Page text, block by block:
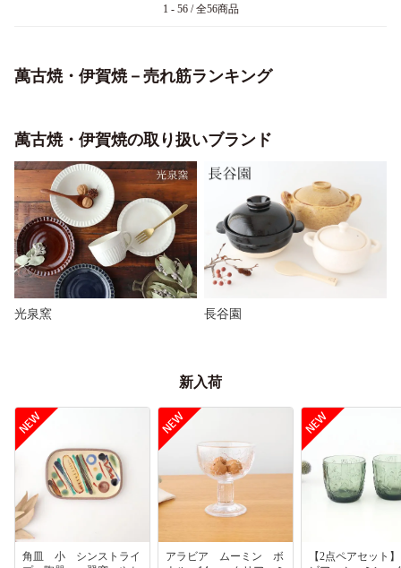
1 - 56 / 全56商品
萬古焼・伊賀焼－売れ筋ランキング
萬古焼・伊賀焼の取り扱いブランド
光泉窯 長谷園
新入荷
角皿 小 シンストライ
アラビア ムーミン ボ
【2点ペアセット